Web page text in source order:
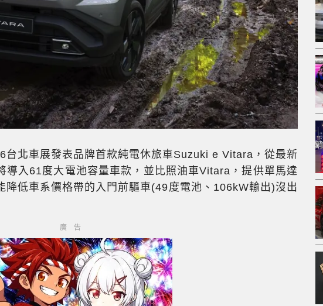
台北車展發表品牌首款純電休旅車Suzuki e Vitara，從最新
導入61度大電池容量車款，並比照油車Vitara，提供單馬達
降低車系價格帶的入門前驅車(49度電池、106kW輸出)沒出
廣告